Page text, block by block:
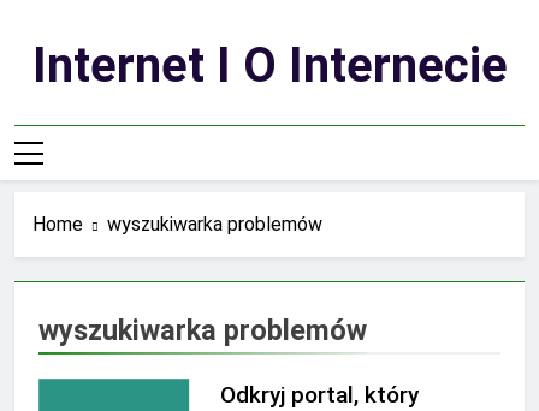
contentInternet I O Internecie
Home wyszukiwarka problemów
wyszukiwarka problemów
Odkryj portal, który